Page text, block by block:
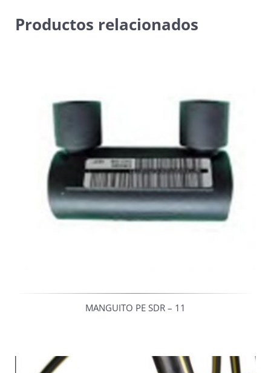
Productos relacionados
MANGUITO PE SDR – 11